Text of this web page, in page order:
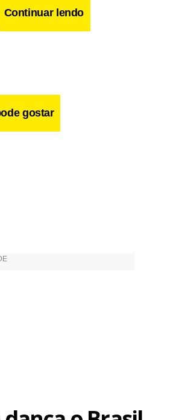
Continuar lendo
gostar